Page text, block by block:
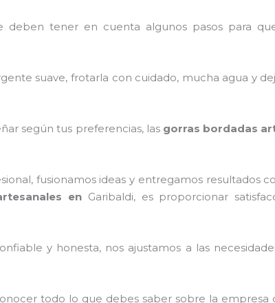
deben tener en cuenta algunos pasos para
suave, frotarla con cuidado, mucha agua y
según tus preferencias, las gorras bordadas
fusionamos ideas y entregamos resultados
en Garibaldi, es proporcionar
y honesta, nos ajustamos a las
todo lo que debes saber sobre la empresa